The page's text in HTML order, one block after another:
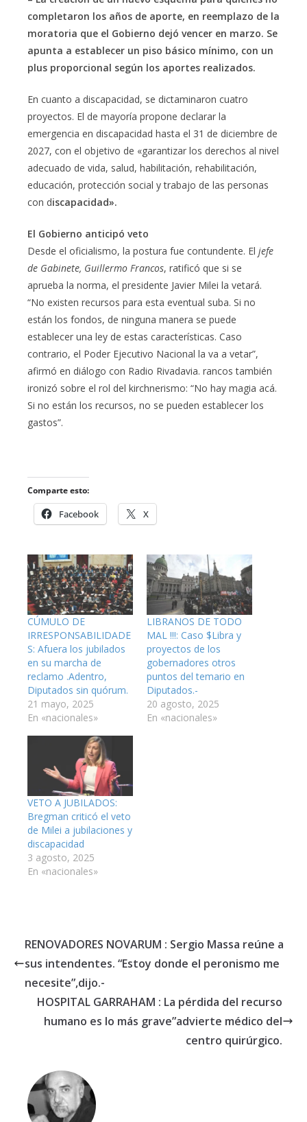
completaron los años de aporte, en reemplazo de la
moratoria que el Gobierno dejó vencer en marzo. Se
apunta a establecer un piso básico mínimo, con un
plus proporcional según los aportes realizados.
En cuanto a discapacidad, se dictaminaron cuatro
proyectos. El de mayoría propone declarar la
emergencia en discapacidad hasta el 31 de diciembre de
2027, con el objetivo de «garantizar los derechos al nivel
adecuado de vida, salud, habilitación, rehabilitación,
educación, protección social y trabajo de las personas
con discapacidad».
El Gobierno anticipó veto
Desde el oficialismo, la postura fue contundente. El jefe
de Gabinete, Guillermo Francos, ratificó que si se
aprueba la norma, el presidente Javier Milei la vetará.
“No existen recursos para esta eventual suba. Si no
están los fondos, de ninguna manera se puede
establecer una ley de estas características. Caso
contrario, el Poder Ejecutivo Nacional la va a vetar”,
afirmó en diálogo con Radio Rivadavia. rancos también
ironizó sobre el rol del kirchnerismo: “No hay magia acá.
Si no están los recursos, no se pueden establecer los
gastos”.
Comparte esto:
Facebook X
CÚMULO DE
IRRESPONSABILIDADE
S: Afuera los jubilados
en su marcha de
reclamo .Adentro,
Diputados sin quórum.
21 mayo, 2025
En «nacionales»
LIBRANOS DE TODO
MAL !!!: Caso $Libra y
proyectos de los
gobernadores otros
puntos del temario en
Diputados.-
20 agosto, 2025
En «nacionales»
VETO A JUBILADOS:
Bregman criticó el veto
de Milei a jubilaciones y
discapacidad
3 agosto, 2025
En «nacionales»
RENOVADORES NOVARUM : Sergio Massa reúne a
sus intendentes. “Estoy donde el peronismo me
necesite”,dijo.-
HOSPITAL GARRAHAM : La pérdida del recurso
humano es lo más grave”advierte médico del
centro quirúrgico.